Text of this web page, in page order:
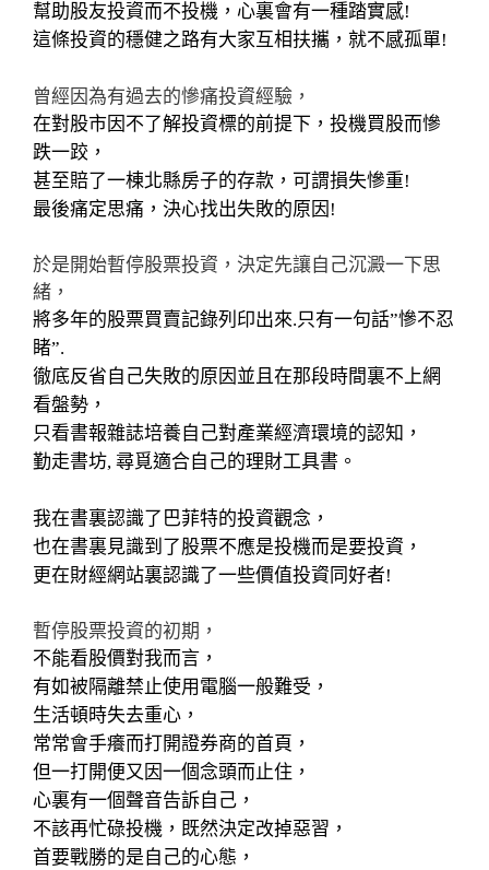
幫助股友投資而不投機，心裏會有一種踏實感!
這條投資的穩健之路有大家互相扶攜，就不感孤單!
曾經因為有過去的慘痛投資經驗，
在對股市因不了解投資標的前提下，投機買股而慘
跌一跤，
甚至賠了一棟北縣房子的存款，可謂損失慘重!
最後痛定思痛，決心找出失敗的原因 !
於是開始暫停股票投資，決定先讓自己沉澱一下思
緒，
將多年的股票買賣記錄列印出來.只有一句話”慘不忍
睹”.
徹底反省自己失敗的原因並且在那段時間裏不上網
看盤勢，
只看書報雜誌培養自己對產業經濟環境的認知，
勤走書坊, 尋覓適合自己的理財工具書。
我在書裏認識了巴菲特的投資觀念，
也在書裏見識到了股票不應是投機而是要投資，
更在財經網站裏認識了一些價值投資同好者!
暫停股票投資的初期，
不能看股價對我而言，
有如被隔離禁止使用電腦一般難受，
生活頓時失去重心，
常常會手癢而打開證券商的首頁，
但一打開便又因一個念頭而止住，
心裏有一個聲音告訴自己，
不該再忙碌投機，既然決定改掉惡習，
首要戰勝的是自己的心態，